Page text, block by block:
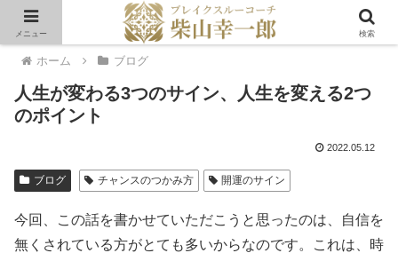
ホーム ブログ
人生が変わる3つのサイン、人生を変える2つ
のポイント
2022.05.12
ブログ チャンスのつかみ方 開運のサイン
今回、この話を書かせていただこうと思ったのは、自信を
無くされている方がとても多いからなのです。これは、時
メニュー 検索